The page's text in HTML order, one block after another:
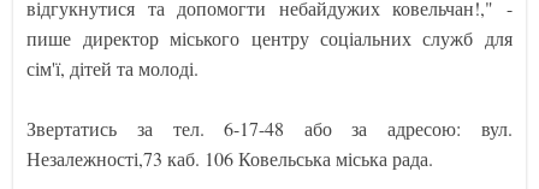
відгукнутися та допомогти небайдужих ковельчан!," -
пише директор міського центру соціальних служб для
сім'ї, дітей та молоді.
Звертатись за тел. 6-17-48 або за адресою: вул.
Незалежності,73 каб. 106 Ковельська міська рада.